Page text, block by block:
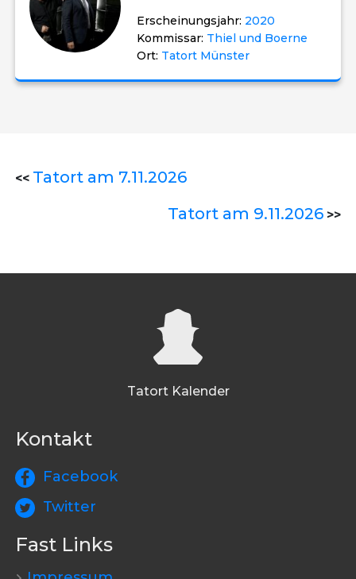
Erscheinungsjahr: 2020
Kommissar: Thiel und Boerne
Ort: Tatort Münster
<< Tatort am 7.11.2026
Tatort am 9.11.2026 >>
Tatort Kalender
Kontakt
Facebook
Twitter
Fast Links